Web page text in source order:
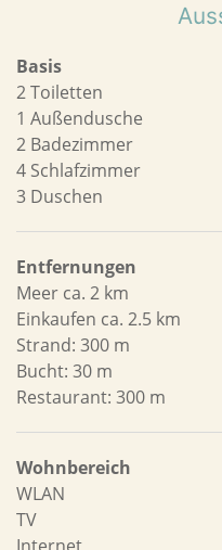
Basis
2 Toiletten
1 Außendusche
2 Badezimmer
4 Schlafzimmer
3 Duschen
Entfernungen
Meer ca. 2 km
Einkaufen ca. 2.5 km
Strand: 300 m
Bucht: 30 m
Restaurant: 300 m
Wohnbereich
WLAN
TV
Internet